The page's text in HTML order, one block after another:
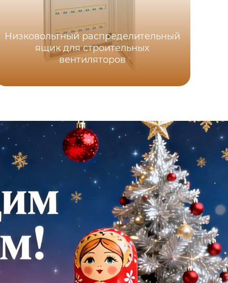
Низковольтный распределительный
ящик для строительных
вентиляторов